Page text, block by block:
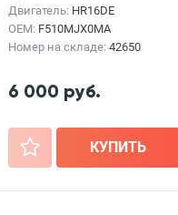
Двигатель: HR16DE
OEM: F510MJX0MA
Номер на складе: 42650
6 000 руб.
+ КУПИТЬ